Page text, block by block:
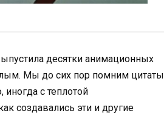
десятки анимационных
Мы до сих пор помним цитаты
с теплотой
создавались эти и другие